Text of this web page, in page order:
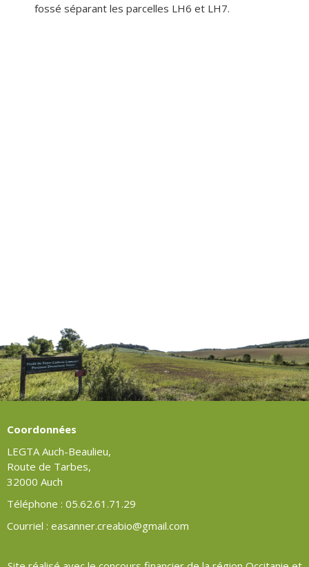
fossé séparant les parcelles LH6 et LH7.
Coordonnées
LEGTA Auch-Beaulieu,
Route de Tarbes,
32000 Auch
Téléphone : 05.62.61.71.29
Courriel : easanner.creabio@gmail.com